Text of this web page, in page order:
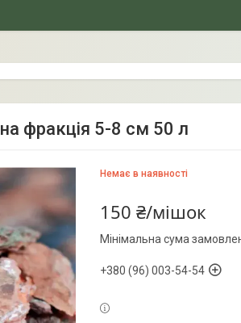
фракція 5-8 см 50 л
Немає в наявності
150 ₴/мішок
Мінімальна сума
+380 (96) 003-54-54